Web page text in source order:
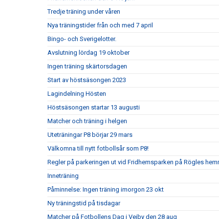
Tredje träning under våren
Nya träningstider från och med 7 april
Bingo- och Sverigelotter.
Avslutning lördag 19 oktober
Ingen träning skärtorsdagen
Start av höstsäsongen 2023
Lagindelning Hösten
Höstsäsongen startar 13 augusti
Matcher och träning i helgen
Uteträningar P8 börjar 29 mars
Välkomna till nytt fotbollsår som P8!
Regler på parkeringen ut vid Fridhemsparken på Rögles
Inneträning
Påminnelse: Ingen träning imorgon 23 okt
Ny träningstid på tisdagar
Matcher på Fotbollens Dag i Vejby den 28 aug